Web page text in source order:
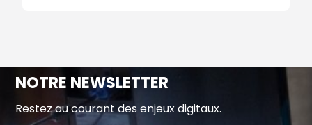
NOTRE NEWSLETTER
Restez au courant des enjeux digitaux.